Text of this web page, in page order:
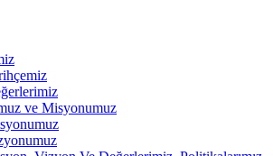
ve Misyonumuz